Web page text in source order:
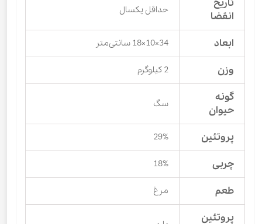
تاریخ
انقضا
حداقل یکسال
ابعاد 34×10×18 سانتی‌متر
وزن 2 کیلوگرم
گونه
حیوان
سگ
پروتئین 29%
چربی 18%
طعم مرغ
پروتئین